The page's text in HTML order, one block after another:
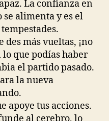
La confianza en
alimenta y es el
des más vueltas, ¡no
que podías haber
el partido pasado.
la nueva
apoye tus acciones.
al cerebro, lo